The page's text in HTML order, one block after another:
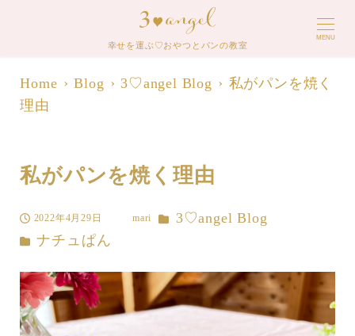
幸せを運ぶ♡おやつとパンの教室
MENU
Home Blog 3♡angel Blog
私がパンを焼く
理由
私がパンを焼く理由
投稿日
2022年4月29日 mari カテゴリー
3♡angel Blog
カテゴリー
ナチュぱん